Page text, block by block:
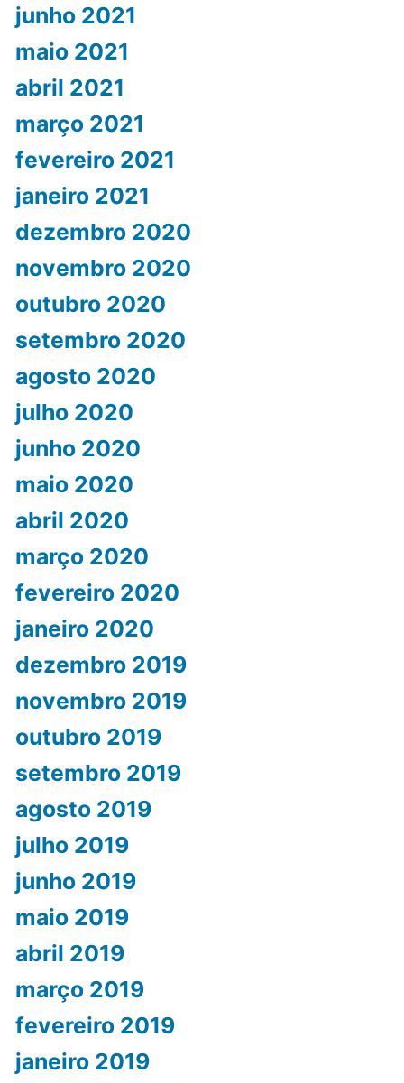
junho 2021
maio 2021
abril 2021
março 2021
fevereiro 2021
janeiro 2021
dezembro 2020
novembro 2020
outubro 2020
setembro 2020
agosto 2020
julho 2020
junho 2020
maio 2020
abril 2020
março 2020
fevereiro 2020
janeiro 2020
dezembro 2019
novembro 2019
outubro 2019
setembro 2019
agosto 2019
julho 2019
junho 2019
maio 2019
abril 2019
março 2019
fevereiro 2019
janeiro 2019